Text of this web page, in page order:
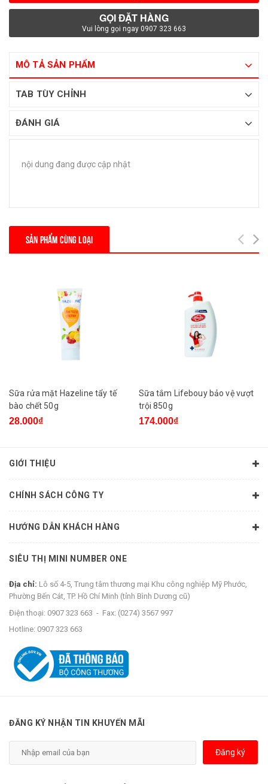
GỌI ĐẶT HÀNG
Vui lòng gọi ngay 0907 323 663
MÔ TẢ SẢN PHẨM
TAB TÙY CHỈNH
ĐÁNH GIÁ
nội dung đang được cập nhật
SẢN PHẨM CÙNG LOẠI
Sữa rửa mặt Hazeline tẩy tế
bào chết 50g
28.000₫
Sữa tắm Lifebouy bảo vệ vượt
trội 850g
174.000₫
GIỚI THIỆU
CHÍNH SÁCH CÔNG TY
HƯỚNG DẪN KHÁCH HÀNG
SIÊU THỊ MINI NUMBER ONE
Địa chỉ: Lô số 4-5, Trung tâm thương mại Khu công nghiệp Mỹ Phước,
Phường Bến Cát, TP. Hồ Chí Minh (tỉnh Bình Dương cũ)
Điện thoại: 0907 323 663 - Fax: (0274) 3567 997
Hotline: 0907 323 663
ĐĂNG KÝ NHẬN TIN KHUYẾN MÃI
Đăng ký